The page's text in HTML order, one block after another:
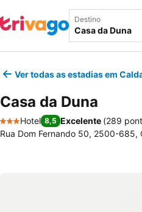
Destino
Ver todas as estadias em
Casa da Duna
3 Estrelas
Hotel 8,5 Excelente (289
Rua Dom Fernando 50, 2500-685,